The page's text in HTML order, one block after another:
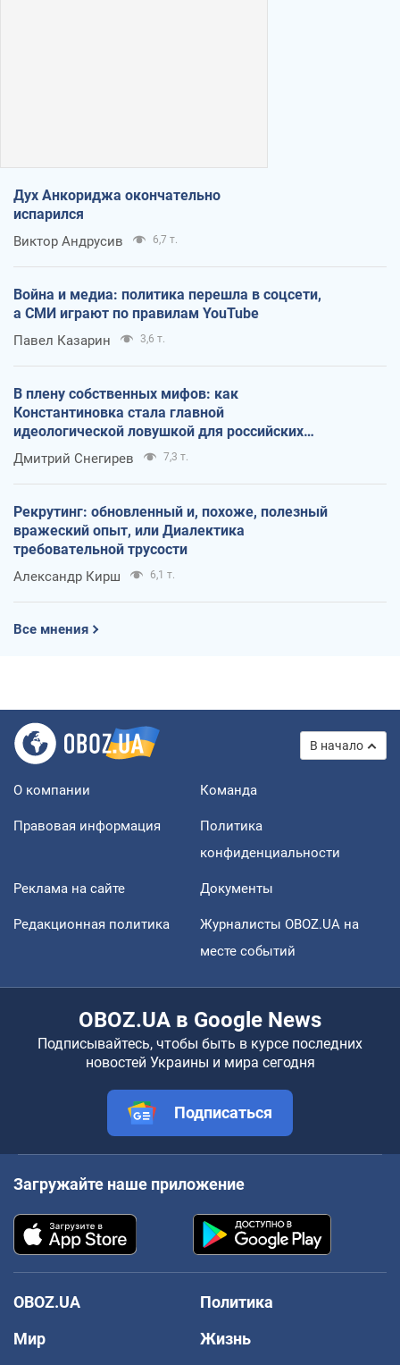
Дух Анкориджа окончательно
испарился
Виктор Андрусив 6,7 т.
Война и медиа: политика перешла в соцсети,
а СМИ играют по правилам YouTube
Павел Казарин 3,6 т.
В плену собственных мифов: как
Константиновка стала главной
идеологической ловушкой для российских
оккупантов
Дмитрий Снегирев 7,3 т.
Рекрутинг: обновленный и, похоже, полезный
вражеский опыт, или Диалектика
требовательной трусости
Александр Кирш 6,1 т.
Все мнения
В начало
О компании Команда
Правовая информация
Политика
конфиденциальности
Реклама на сайте Документы
Редакционная политика
Журналисты OBOZ.UA на
месте событий
OBOZ.UA в Google News
Подписывайтесь, чтобы быть в курсе последних
новостей Украины и мира сегодня
Подписаться
Загружайте наше приложение
OBOZ.UA
Политика
Мир
Жизнь